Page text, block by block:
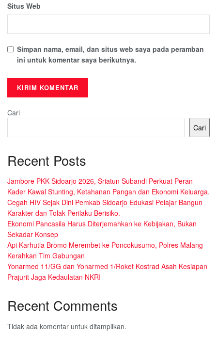
Situs Web
Simpan nama, email, dan situs web saya pada peramban
ini untuk komentar saya berikutnya.
Cari
Cari
Recent Posts
Jambore PKK Sidoarjo 2026, Sriatun Subandi Perkuat Peran
Kader Kawal Stunting, Ketahanan Pangan dan Ekonomi Keluarga.
Cegah HIV Sejak Dini Pemkab Sidoarjo Edukasi Pelajar Bangun
Karakter dan Tolak Perilaku Berisiko.
Ekonomi Pancasila Harus Diterjemahkan ke Kebijakan, Bukan
Sekadar Konsep
Api Karhutla Bromo Merembet ke Poncokusumo, Polres Malang
Kerahkan Tim Gabungan
Yonarmed 11/GG dan Yonarmed 1/Roket Kostrad Asah Kesiapan
Prajurit Jaga Kedaulatan NKRI
Recent Comments
Tidak ada komentar untuk ditampilkan.